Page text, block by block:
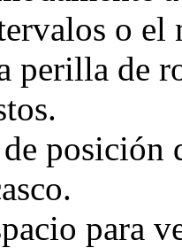
o el
perilla de
posición
para